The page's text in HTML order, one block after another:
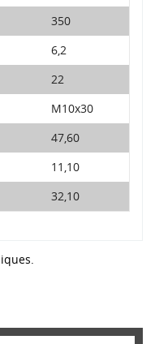
350
6,2
22
M10x30
47,60
11,10
32,10